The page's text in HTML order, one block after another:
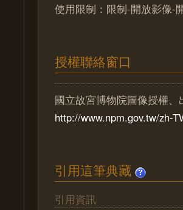
使用限制：限制-開放影像-
授權聯絡窗口
國立故宮博物院圖像授權
http://www.npm.gov.tw/zh-
引用這筆典藏
引用資訊